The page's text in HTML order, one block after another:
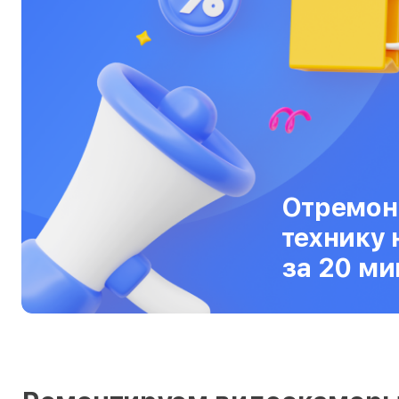
Фотоаппараты
Фотовспышки
Холодильники
Цифровые бинокли
Электровелосипеды
Электросамокаты
технику
за 20